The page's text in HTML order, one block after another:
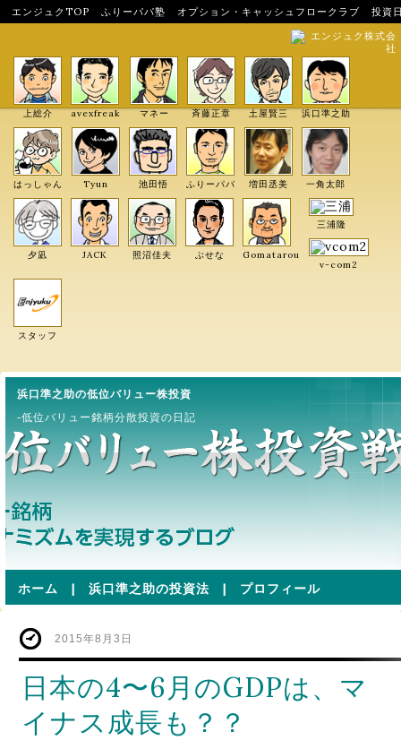
エンジュクTOP ふりーパパ塾 オプション・キャッシュフロークラブ
投資
エンジュク株式会
社
上総介 avexfreak マネー 斉藤正章 土屋賢三 浜口準之助
はっしゃん Tyun 池田悟 ふりーパパ 増田丞美 一角太郎
夕凪 JACK 照沼佳夫 ぶせな Gomatarou
三浦隆
v-com2
スタッフ
浜口準之助の低位バリュー株投資
-低位バリュー銘柄分散投資の日記
ホーム | 浜口準之助の投資法 | プロフィール
2015年8月3日
日本の4〜6月のGDPは、マ
イナス成長も？？